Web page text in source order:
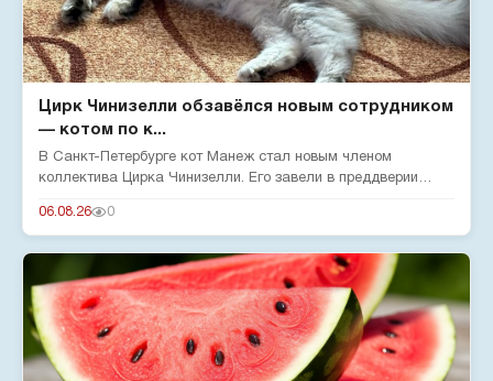
Цирк Чинизелли обзавёлся новым сотрудником
— котом по к...
В Санкт-Петербурге кот Манеж стал новым членом
коллектива Цирка Чинизелли. Его завели в преддверии
06.08.26 0